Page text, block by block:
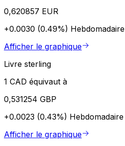
0,620857 EUR
+0.0030 (0.49%) Hebdomadaire
Afficher le graphique
Livre sterling
1 CAD équivaut à
0,531254 GBP
+0.0023 (0.43%) Hebdomadaire
Afficher le graphique